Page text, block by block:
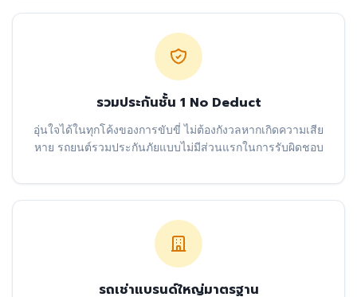
รวมประกันชั้น 1 No Deduct
อุ่นใจได้ในทุกโค้งของการขับขี่ ไม่ต้องกังวลหากเกิดความเสีย
หาย รถยนต์รวมประกันภัยแบบไม่มีส่วนแรกในการรับผิดชอบ
รถเช่าแบรนด์ใหญ่มาตรฐาน